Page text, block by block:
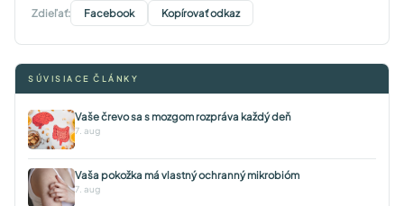
Zdieľať: Facebook Kopírovať odkaz
SÚVISIACE ČLÁNKY
Vaše črevo sa s mozgom rozpráva každý deň
7. aug
Vaša pokožka má vlastný ochranný mikrobióm
7. aug